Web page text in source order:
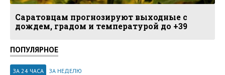
Саратовцам прогнозируют выходные с
дождем, градом и температурой до +39
ПОПУЛЯРНОЕ
ЗА 24 ЧАСА ЗА НЕДЕЛЮ